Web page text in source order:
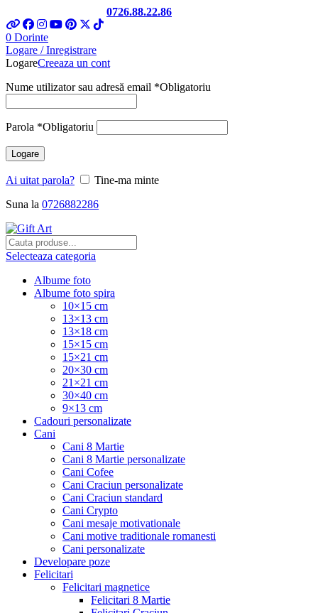
0726.88.22.86
0 Dorinte
Logare / Inregistrare
LogareCreeaza un cont
Nume utilizator sau adresă email *Obligatoriu
Parola *Obligatoriu
Logare
Ai uitat parola?
Tine-ma minte
Suna la 0726882286
Selecteaza categoria
Albume foto
Albume foto spira
10×15 cm
13×13 cm
13×18 cm
15×15 cm
15×21 cm
20×30 cm
21×21 cm
30×40 cm
9×13 cm
Cadouri personalizate
Cani
Cani 8 Martie
Cani 8 Martie personalizate
Cani Cofee
Cani Craciun personalizate
Cani Craciun standard
Cani Crypto
Cani mesaje motivationale
Cani motive traditionale romanesti
Cani personalizate
Developare poze
Felicitari
Felicitari magnetice
Felicitari 8 Martie